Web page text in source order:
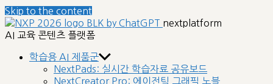
Skip to the content
nextplatform
AI 교육 콘텐츠 플랫폼
학습용 AI 제품군
NextPads: 실시간 학습자료 공유보드
NextCreator Pro: 에이전틱 그래픽 노블